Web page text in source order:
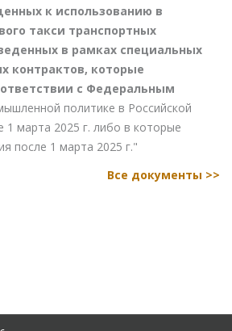
к использованию в
такси транспортных
в рамках специальных
контрактов, которые
с Федеральным
политике в Российской
1 марта 2025 г. либо в которые
после 1 марта 2025 г."
Все документы >>